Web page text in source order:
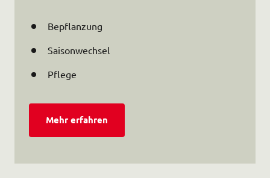
Bepflanzung
Saisonwechsel
Pflege
Mehr erfahren